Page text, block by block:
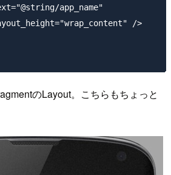
app_name"
/>
のLayout。こちらもちょっと